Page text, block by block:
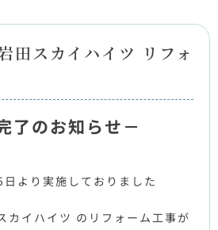
田スカイハイツ リフォ
了のお知らせ－
より実施しておりました
カイハイツ のリフォーム工事が